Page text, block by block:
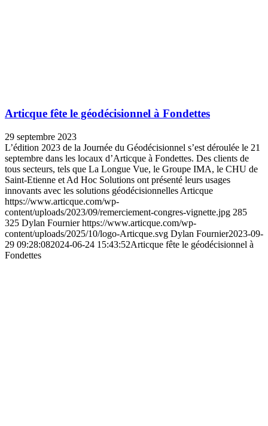
Articque fête le géodécisionnel à Fondettes
29 septembre 2023
L’édition 2023 de la Journée du Géodécisionnel s’est déroulée le 21
septembre dans les locaux d’Articque à Fondettes. Des clients de
tous secteurs, tels que La Longue Vue, le Groupe IMA, le CHU de
Saint-Etienne et Ad Hoc Solutions ont présenté leurs usages
innovants avec les solutions géodécisionnelles Articque
https://www.articque.com/wp-
content/uploads/2023/09/remerciement-congres-vignette.jpg 285
325 Dylan Fournier https://www.articque.com/wp-
content/uploads/2025/10/logo-Articque.svg Dylan Fournier2023-09-
29 09:28:082024-06-24 15:43:52Articque fête le géodécisionnel à
Fondettes